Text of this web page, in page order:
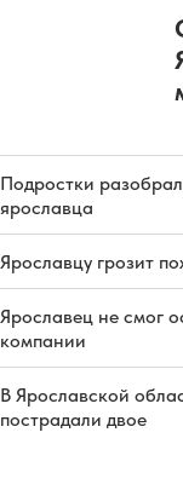
Подростки
ярославца
Ярославцу грозит
Ярославец не смог
компании
В Ярославской
пострадали двое